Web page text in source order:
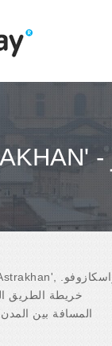
خريطة الطريق
المسافة بين